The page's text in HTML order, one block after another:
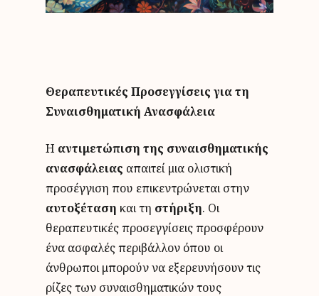
Θεραπευτικές Προσεγγίσεις για τη
Συναισθηματική Ανασφάλεια
Η αντιμετώπιση της συναισθηματικής
ανασφάλειας απαιτεί μια ολιστική
προσέγγιση που επικεντρώνεται στην
αυτοξέταση και τη στήριξη. Οι
θεραπευτικές προσεγγίσεις προσφέρουν
ένα ασφαλές περιβάλλον όπου οι
άνθρωποι μπορούν να εξερευνήσουν τις
ρίζες των συναισθηματικών τους